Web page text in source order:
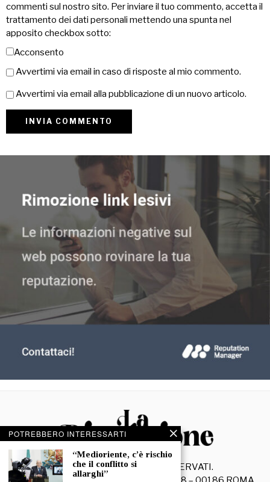
commenti sul nostro sito. Per inviare il tuo commento, accetta il
trattamento dei dati personali mettendo una spunta nel
apposito checkbox sotto:
Acconsento
Avvertimi via email in caso di risposte al mio commento.
Avvertimi via email alla pubblicazione di un nuovo articolo.
© 2026- TUTTI I DIRITTI RISERVATI.
POTREBBERO INTERESSARTI
“Medioriente, c’è rischio
che il conflitto si
allarghi”